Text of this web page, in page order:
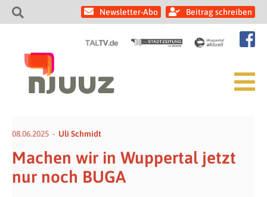
Newsletter-Abo Beitrag schreiben
08.06.2025 Uli Schmidt
Machen wir in Wuppertal jetzt
nur noch BUGA